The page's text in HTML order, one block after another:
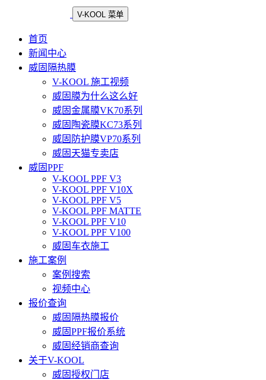
V-KOOL 菜单
首页
新闻中心
威固隔热膜
V-KOOL 施工视频
威固膜为什么这么好
威固金属膜VK70系列
威固陶瓷膜KC73系列
威固防护膜VP70系列
威固天猫专卖店
威固PPF
V-KOOL PPF V3
V-KOOL PPF V10X
V-KOOL PPF V5
V-KOOL PPF MATTE
V-KOOL PPF V10
V-KOOL PPF V100
威固车衣施工
施工案例
案例搜索
视频中心
报价查询
威固隔热膜报价
威固PPF报价系统
威固经销商查询
关于V-KOOL
威固授权门店